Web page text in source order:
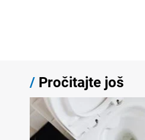
/ Pročitajte još